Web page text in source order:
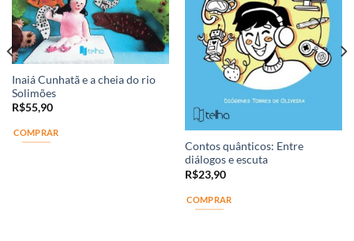
Inaiá Cunhatã e a cheia do rio
Solimões
R$55,90
COMPRAR
Contos quânticos: Entre
diálogos e escuta
R$23,90
COMPRAR